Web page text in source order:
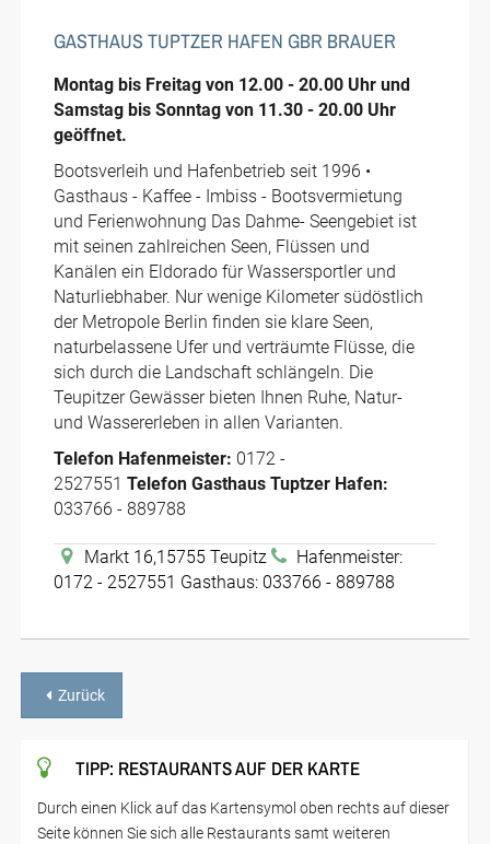
GASTHAUS TUPTZER HAFEN GBR BRAUER
Montag bis Freitag von 12.00 - 20.00 Uhr und
Samstag bis Sonntag von 11.30 - 20.00 Uhr
geöffnet.
Bootsverleih und Hafenbetrieb seit 1996 •
Gasthaus - Kaffee - Imbiss - Bootsvermietung
und Ferienwohnung Das Dahme- Seengebiet ist
mit seinen zahlreichen Seen, Flüssen und
Kanälen ein Eldorado für Wassersportler und
Naturliebhaber. Nur wenige Kilometer südöstlich
der Metropole Berlin finden sie klare Seen,
naturbelassene Ufer und verträumte Flüsse, die
sich durch die Landschaft schlängeln. Die
Teupitzer Gewässer bieten Ihnen Ruhe, Natur-
und Wassererleben in allen Varianten.
Telefon Hafenmeister: 0172 -
2527551Telefon Gasthaus Tuptzer Hafen:
033766 - 889788
Markt 16,15755 Teupitz
Hafenmeister:
0172 - 2527551 Gasthaus: 033766 - 889788
Zurück
TIPP: RESTAURANTS AUF DER KARTE
Durch einen Klick auf das Kartensymol oben rechts auf dieser
Seite können Sie sich alle Restaurants samt weiteren